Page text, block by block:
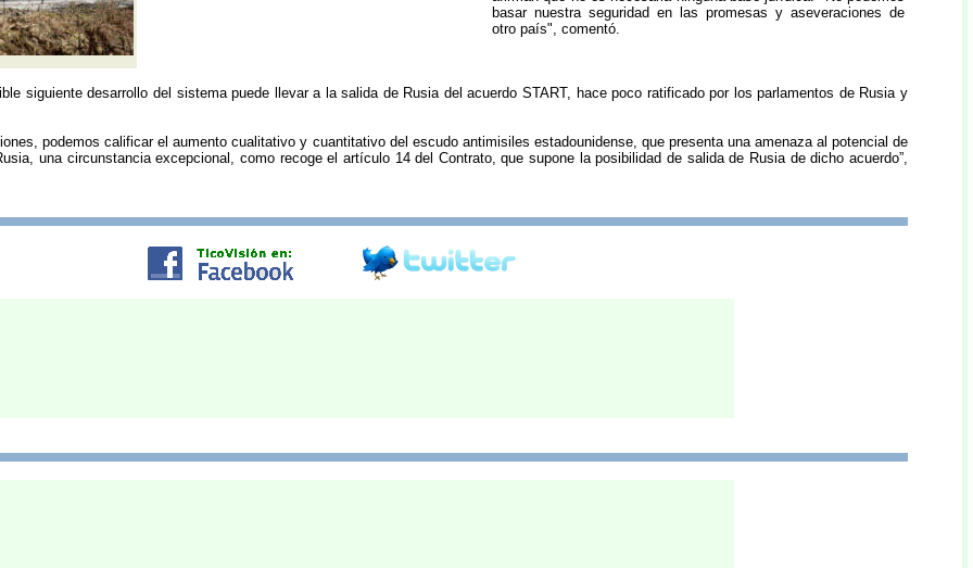
basar nuestra seguridad en las promesas y aseveraciones de
otro país", comentó.
siguiente desarrollo del sistema puede llevar a la salida de Rusia del acuerdo START, hace poco ratificado por los parlamentos de Rusia y
podemos calificar el aumento cualitativo y cuantitativo del escudo antimisiles estadounidense, que presenta una amenaza al potencial de
una circunstancia excepcional, como recoge el artículo 14 del Contrato, que supone la posibilidad de salida de Rusia de dicho acuerdo”,